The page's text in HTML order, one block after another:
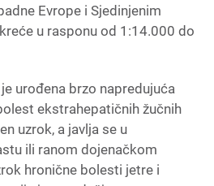
Evrope i Sjedinjenim
u rasponu od 1:14.000 do
urođena brzo napredujuća
ekstrahepatičnih žučnih
uzrok, a javlja se u
ili ranom dojenačkom
hronične bolesti jetre i